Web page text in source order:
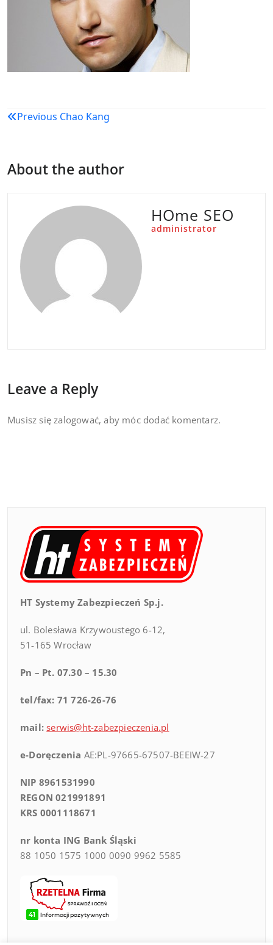
Nawigacja
Previous Chao Kang
About the author
HOme SEO
administrator
Leave a Reply
Musisz sięzalogować, aby móc dodać komentarz.
HT Systemy Zabezpieczeń Sp.j.
ul. Bolesława Krzywoustego 6-12,
51-165 Wrocław
Pn – Pt. 07.30 – 15.30
tel/fax: 71 726-26-76
mail:serwis@ht-zabezpieczenia.pl
e-Doręczenia AE:PL-97665-67507-BEEIW-27
NIP 8961531990
REGON 021991891
KRS 0001118671
nr konta ING Bank Śląski
88 1050 1575 1000 0090 9962 5585